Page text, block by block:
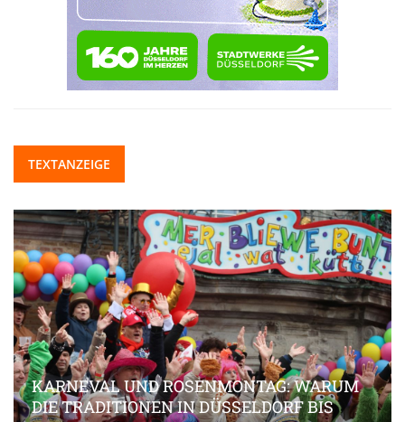
TEXTANZEIGE
KARNEVAL UND ROSENMONTAG: WARUM
DIE TRADITIONEN IN DÜSSELDORF BIS